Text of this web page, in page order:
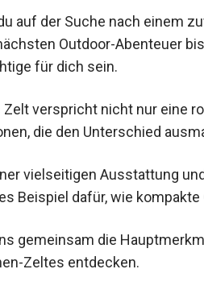
auf der Suche nach einem
Outdoor-Abenteuer
für dich sein.
Zelt verspricht nicht nur eine
die den Unterschied
vielseitigen Ausstattung
Beispiel dafür, wie
gemeinsam die
Zeltes entdecken.